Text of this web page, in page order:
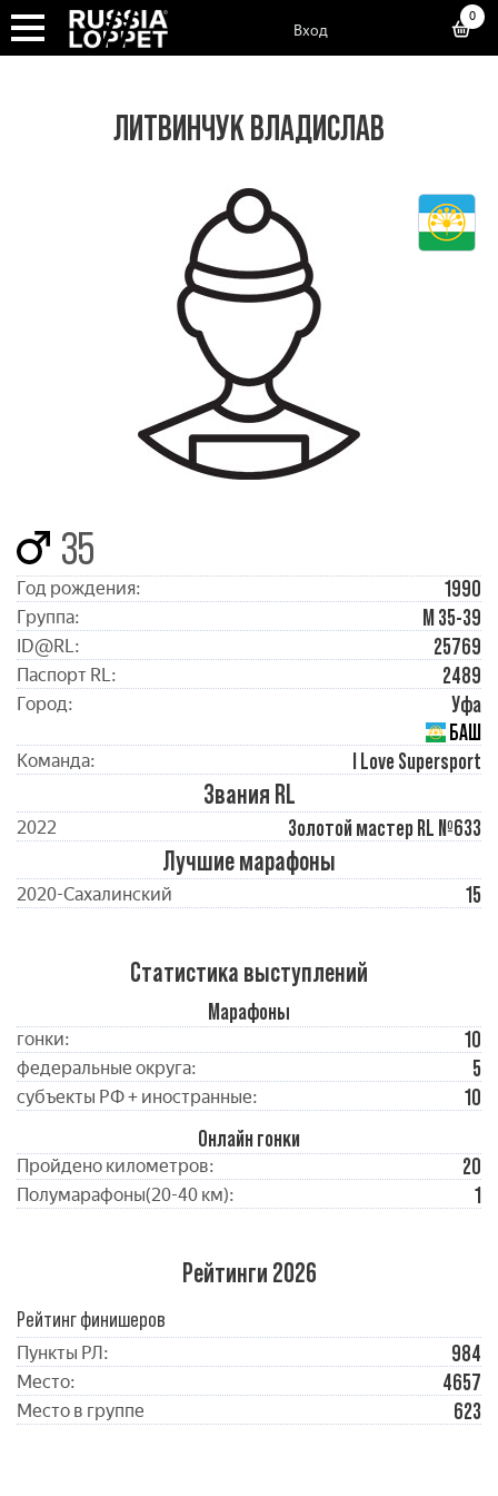
Вход
0
ЛИТВИНЧУК ВЛАДИСЛАВ
35
Год рождения: 1990
Группа: М 35-39
ID@RL: 25769
Паспорт RL: 2489
Город:
Уфа
БАШ
Команда: I Love Supersport
Звания RL
2022 Золотой мастер RL №633
Лучшие марафоны
2020-Сахалинский 15
Статистика выступлений
Марафоны
гонки: 10
федеральные округа: 5
субъекты РФ + иностранные:
10
Онлайн гонки
Пройдено километров: 20
Полумарафоны(20-40 км): 1
Рейтинги 2026
Рейтинг финишеров
Пункты РЛ: 984
Место: 4657
Место в группе 623